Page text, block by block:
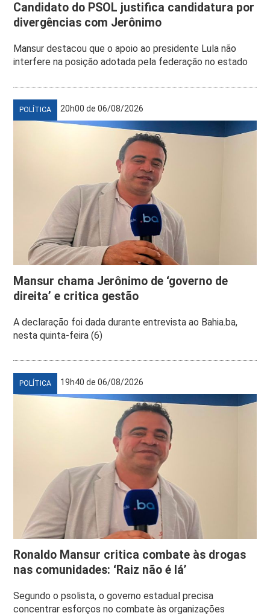
Candidato do PSOL justifica candidatura por
divergências com Jerônimo
Mansur destacou que o apoio ao presidente Lula não
interfere na posição adotada pela federação no estado
POLÍTICA 20h00 de 06/08/2026
Mansur chama Jerônimo de ‘governo de
direita’ e critica gestão
A declaração foi dada durante entrevista ao Bahia.ba,
nesta quinta-feira (6)
POLÍTICA 19h40 de 06/08/2026
Ronaldo Mansur critica combate às drogas
nas comunidades: ‘Raiz não é lá’
Segundo o psolista, o governo estadual precisa
concentrar esforços no combate às organizações